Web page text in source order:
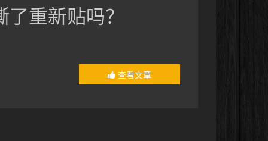
重新贴吗？
查看文章